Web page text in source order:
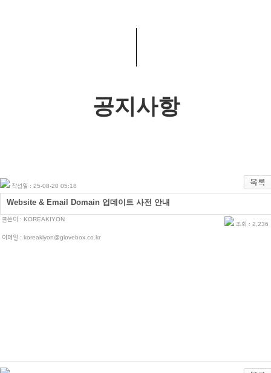
공지사항
작성일 : 25-08-20 05:18
Website & Email Domain 업데이트 사전 안내
글쓴이 : KOREAKIYON
조회 :
이메일 : koreakiyon@glovebox.co.kr